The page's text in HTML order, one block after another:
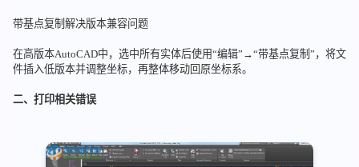
带基点复制解决版本兼容问题
在高版本AutoCAD中，选中所有实体后使用“编辑”→“带基点复制”，将文
件插入低版本并调整坐标，再整体移动回原坐标系。
二、打印相关错误